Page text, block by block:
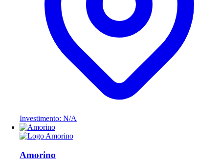
Investimento: N/A
Amorino